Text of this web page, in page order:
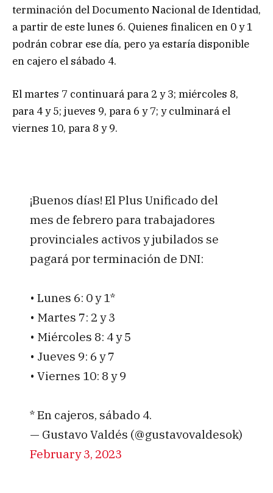
terminación del Documento Nacional de Identidad,
a partir de este lunes 6. Quienes finalicen en 0 y 1
podrán cobrar ese día, pero ya estaría disponible
en cajero el sábado 4.
El martes 7 continuará para 2 y 3; miércoles 8,
para 4 y 5; jueves 9, para 6 y 7; y culminará el
viernes 10, para 8 y 9.
¡Buenos días! El Plus Unificado del
mes de febrero para trabajadores
provinciales activos y jubilados se
pagará por terminación de DNI:
• Lunes 6: 0 y 1*
• Martes 7: 2 y 3
• Miércoles 8: 4 y 5
• Jueves 9: 6 y 7
• Viernes 10: 8 y 9
* En cajeros, sábado 4.
— Gustavo Valdés (@gustavovaldesok)
February 3, 2023